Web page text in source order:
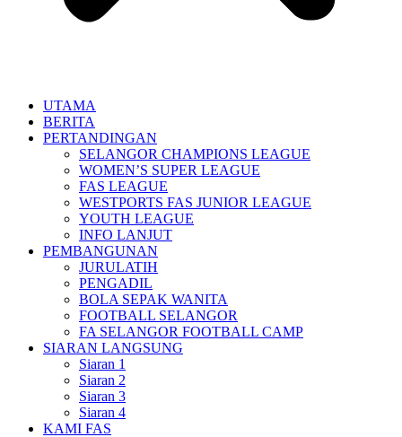
UTAMA
BERITA
PERTANDINGAN
SELANGOR CHAMPIONS LEAGUE
WOMEN’S SUPER LEAGUE
FAS LEAGUE
WESTPORTS FAS JUNIOR LEAGUE
YOUTH LEAGUE
INFO LANJUT
PEMBANGUNAN
JURULATIH
PENGADIL
BOLA SEPAK WANITA
FOOTBALL SELANGOR
FA SELANGOR FOOTBALL CAMP
SIARAN LANGSUNG
Siaran 1
Siaran 2
Siaran 3
Siaran 4
KAMI FAS